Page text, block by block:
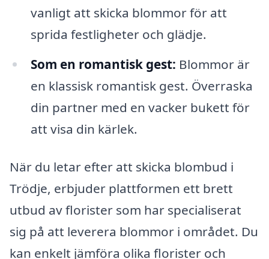
vanligt att skicka blommor för att
sprida festligheter och glädje.
Som en romantisk gest: Blommor är
en klassisk romantisk gest. Överraska
din partner med en vacker bukett för
att visa din kärlek.
När du letar efter att skicka blombud i
Trödje, erbjuder plattformen ett brett
utbud av florister som har specialiserat
sig på att leverera blommor i området. Du
kan enkelt jämföra olika florister och